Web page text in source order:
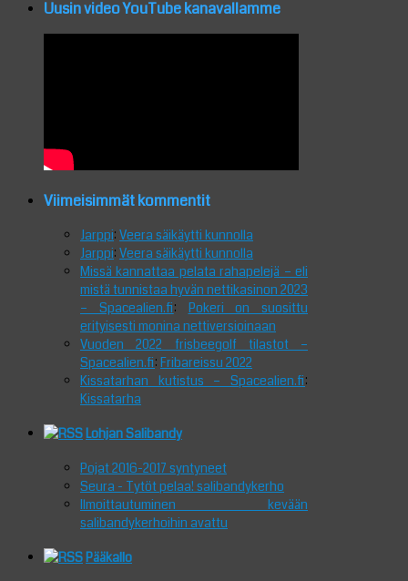
Uusin video YouTube kanavallamme
Viimeisimmät kommentit
Jarppi: Veera säikäytti kunnolla
Jarppi: Veera säikäytti kunnolla
Missä kannattaa pelata rahapelejä – eli
mistä tunnistaa hyvän nettikasinon 2023
– Spacealien.fi: Pokeri on suosittu
erityisesti monina nettiversioinaan
Vuoden 2022 frisbeegolf tilastot –
Spacealien.fi: Fribareissu 2022
Kissatarhan kutistus – Spacealien.fi:
Kissatarha
Lohjan Salibandy
Pojat 2016-2017 syntyneet
Seura - Tytöt pelaa! salibandykerho
Ilmoittautuminen kevään
salibandykerhoihin avattu
Pääkallo